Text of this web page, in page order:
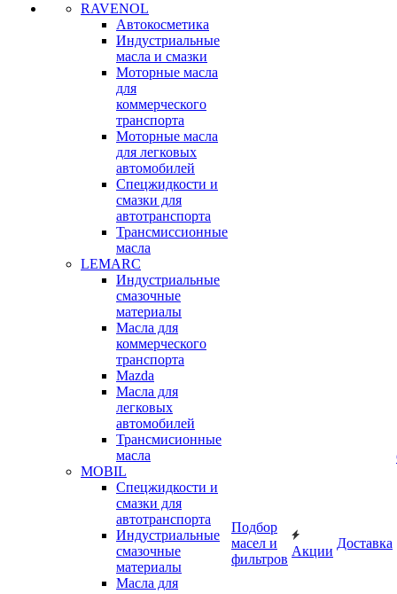
RAVENOL
Автокосметика
Индустриальные
масла и смазки
Моторные масла
для
коммерческого
транспорта
Моторные масла
для легковых
автомобилей
Спецжидкости и
смазки для
автотранспорта
Трансмиссионные
масла
LEMARC
Индустриальные
смазочные
материалы
Масла для
коммерческого
транспорта
Mazda
Масла для
легковых
автомобилей
Трансмисионные
масла
MOBIL
Cпецжидкости и
смазки для
автотранспорта
Индустриальные
смазочные
материалы
Масла для
Подбор
масел и
фильтров
Акции
Доставка